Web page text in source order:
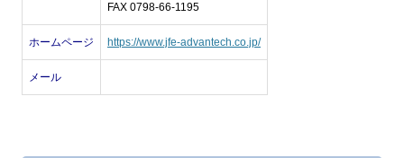
FAX 0798-66-1195
ホームページ https://www.jfe-advantech.co.jp/
メール